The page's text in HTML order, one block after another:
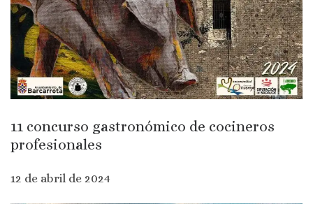
11 concurso gastronómico de cocineros
profesionales
12 de abril de 2024